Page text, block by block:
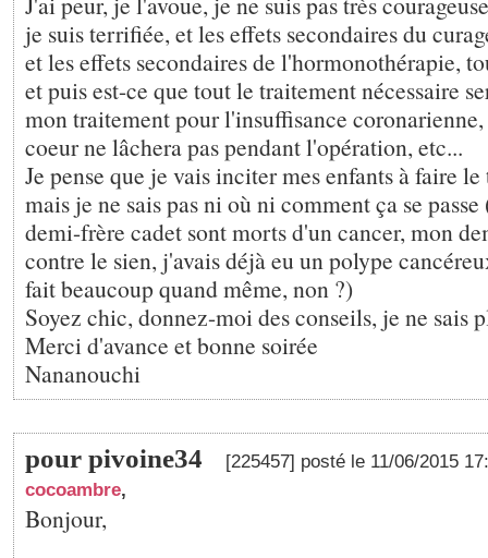
je suis terrifiée, et les effets secondaires du
et les effets secondaires de l'hormonothérapie,
et puis est-ce que tout le traitement nécessaire
mon traitement pour l'insuffisance
coeur ne lâchera pas pendant l'opération, etc...
Je pense que je vais inciter mes enfants à faire
mais je ne sais pas ni où ni comment ça se
demi-frère cadet sont morts d'un cancer, mon
contre le sien, j'avais déjà eu un polype
fait beaucoup quand même, non ?)
Soyez chic, donnez-moi des conseils, je ne sais
Merci d'avance et bonne soirée
Nananouchi
pour pivoine34
[225457] posté le 11/06/2015
cocoambre,
Bonjour,